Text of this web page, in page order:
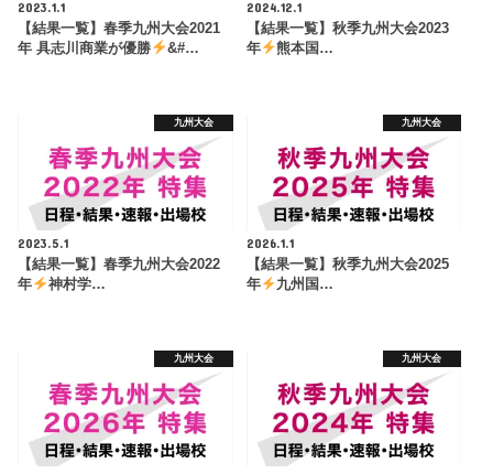
2023.1.1
【結果一覧】春季九州大会2021
年 具志川商業が優勝
&#…
2024.12.1
【結果一覧】秋季九州大会2023
年
熊本国…
九州大会
2023.5.1
【結果一覧】春季九州大会2022
年
神村学…
九州大会
2026.1.1
【結果一覧】秋季九州大会2025
年
九州国…
九州大会 九州大会